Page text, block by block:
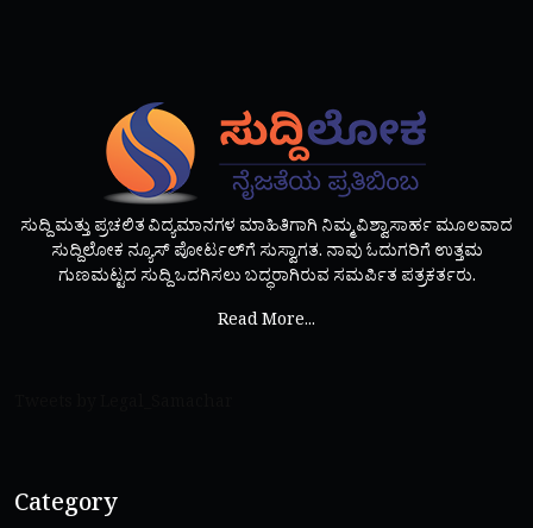
ಸುದ್ದಿ ಮತ್ತು ಪ್ರಚಲಿತ ವಿದ್ಯಮಾನಗಳ ಮಾಹಿತಿಗಾಗಿ ನಿಮ್ಮ ವಿಶ್ವಾಸಾರ್ಹ ಮೂಲವಾದ
ಸುದ್ದಿಲೋಕ ನ್ಯೂಸ್ ಪೋರ್ಟಲ್‌ಗೆ ಸುಸ್ವಾಗತ. ನಾವು ಓದುಗರಿಗೆ ಉತ್ತಮ
ಗುಣಮಟ್ಟದ ಸುದ್ದಿ ಒದಗಿಸಲು ಬದ್ಧರಾಗಿರುವ ಸಮರ್ಪಿತ ಪತ್ರಕರ್ತರು.
Read More...
Category